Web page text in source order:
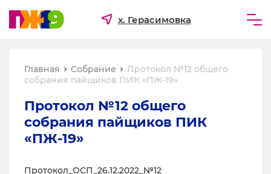
х. Герасимовка
Бизнесу
Для ТСЖ и УК
О компании
Главная Собрание
Протокол №12 общего
собрания пайщиков ПИК «ПЖ-19»
Протокол №12 общего
собрания пайщиков ПИК
«ПЖ-19»
Протокол_ОСП_26.12.2022_№12